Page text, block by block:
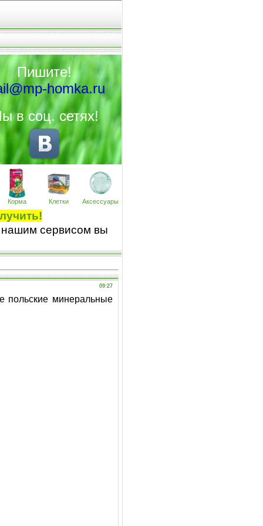
Пишите!
homka.ru
в соц. сетях!
Корма Клетки Аксессуары
нашим сервисом вы
09:27
польские минеральные